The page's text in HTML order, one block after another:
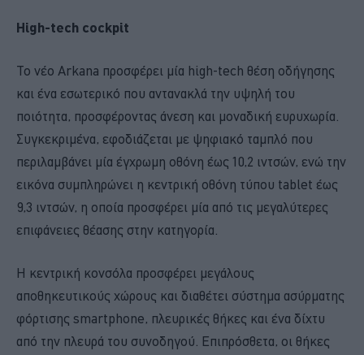
High-tech cockpit
Το νέο Arkana προσφέρει μία high-tech θέση οδήγησης
και ένα εσωτερικό που αντανακλά την υψηλή του
ποιότητα, προσφέροντας άνεση και μοναδική ευρυχωρία.
Συγκεκριμένα, εφοδιάζεται με ψηφιακό ταμπλό που
περιλαμβάνει μία έγχρωμη οθόνη έως 10,2 ιντσών, ενώ την
εικόνα συμπληρώνει η κεντρική οθόνη τύπου tablet έως
9,3 ιντσών, η οποία προσφέρει μία από τις μεγαλύτερες
επιφάνειες θέασης στην κατηγορία.
Η κεντρική κονσόλα προσφέρει μεγάλους
αποθηκευτικούς χώρους και διαθέτει σύστημα ασύρματης
φόρτισης smartphone, πλευρικές θήκες και ένα δίχτυ
από την πλευρά του συνοδηγού. Επιπρόσθετα, οι θήκες